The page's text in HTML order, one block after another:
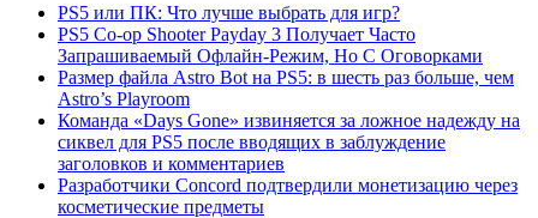
PS5 или ПК: Что лучше выбрать для игр?
PS5 Co-op Shooter Payday 3 Получает Часто
Запрашиваемый Офлайн-Режим, Но С Оговорками
Размер файла Astro Bot на PS5: в шесть раз больше, чем
Astro’s Playroom
Команда «Days Gone» извиняется за ложное надежду на
сиквел для PS5 после вводящих в заблуждение
заголовков и комментариев
Разработчики Concord подтвердили монетизацию через
косметические предметы